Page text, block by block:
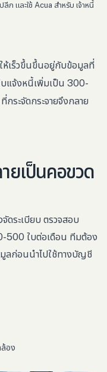
เร็วขึ้นขึ้นอยู่กับข้อมูลที่
บแจ้งหนี้เพิ่มเป็น 300-
ระจัดกระจายจึงกลาย
ยเป็นคอขวด
ดระเบียบ ตรวจสอบ
ใบต่อเดือน ทีมต้อง
มูลก่อนนำไปใช้ทางบัญชี
อง
ก และใช้ Acua สำหรับ เจ้าหนี้